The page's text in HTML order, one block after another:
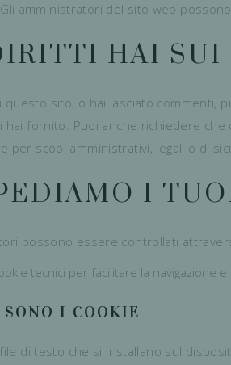
amministratori del sito web
HAI SUI
questo sito, o hai lasciato
hai fornito. Puoi anche richiedere
per scopi amministrativi, legali o di
I
possono essere controllati
tecnici per facilitare la navigazione
SONO I COOKIE
di testo che si installano sul